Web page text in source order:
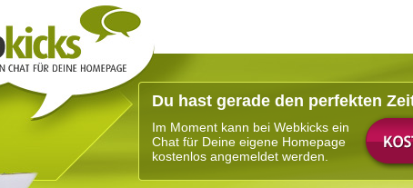
Du hast gerade den perfekten
Im Moment kann bei Webkicks ein
Chat für Deine eigene Homepage
kostenlos angemeldet werden.